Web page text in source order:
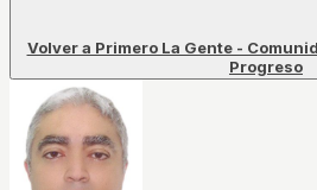
Volver a Primero La Gente -
Progreso